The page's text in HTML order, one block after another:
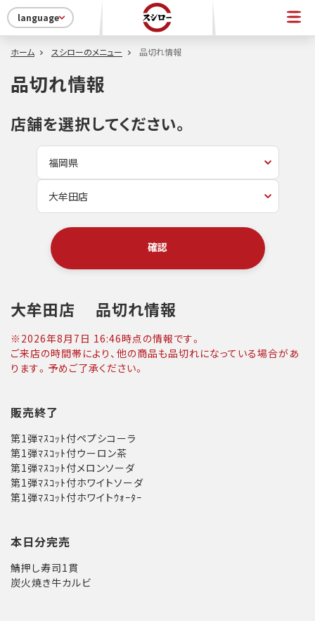
language
ホーム スシローのメニュー 品切れ情報
品切れ情報
店舗を選択してください。
確認
大牟田店 品切れ情報
※ 2026年8月7日 16:46時点の情報です。
ご来店の時間帯により、他の商品も品切れになっている場合があ
ります。予めご了承ください。
販売終了
第1弾ﾏｽｺｯﾄ付ペプシコーラ
第1弾ﾏｽｺｯﾄ付ウーロン茶
第1弾ﾏｽｺｯﾄ付メロンソーダ
第1弾ﾏｽｺｯﾄ付ホワイトソーダ
第1弾ﾏｽｺｯﾄ付ホワイトｳｫｰﾀｰ
本日分完売
鯖押し寿司1貫
炭火焼き牛カルビ